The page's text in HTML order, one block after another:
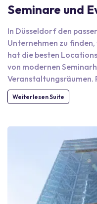
Seminare und
In Düsseldorf den
Unternehmen zu
hat die besten
von modernen
Veranstaltungsräumen.
transparenten Preisen
Anfragen zentral über
Übernachtung: Finden
sorgfältig geprüften
Weiterlesen Suite